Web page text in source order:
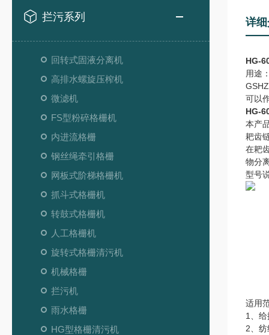
拦污系列
回转式固液分离机
高排水螺旋压榨机
微滤机
FS型粉碎格栅机
内进流格栅
钢丝绳牵引格栅
网板式阶梯格栅机
抓斗式格栅机
转鼓式格栅机
人工格栅机
旋转式格栅清污机
机械格栅
拦污机
雨水格栅
HG型格栅清污机
详
HG-
用途
可以
HG-
本产
耙齿
在耙
物分
型号
适用
1、
2、